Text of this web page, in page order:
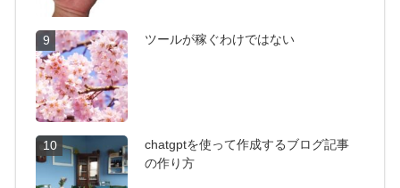
9 ツールが稼ぐわけではない
10
chatgptを使って作成するブログ記事
の作り方